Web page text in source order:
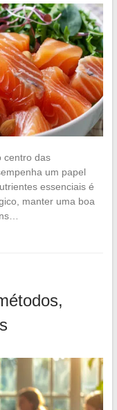
centro das
um papel
essenciais é
manter uma boa